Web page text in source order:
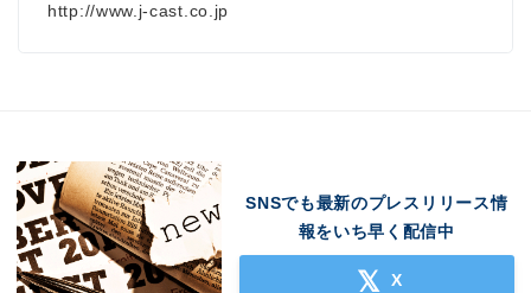
http://www.j-cast.co.jp
SNSでも最新のプレスリリース情
報をいち早く配信中
X